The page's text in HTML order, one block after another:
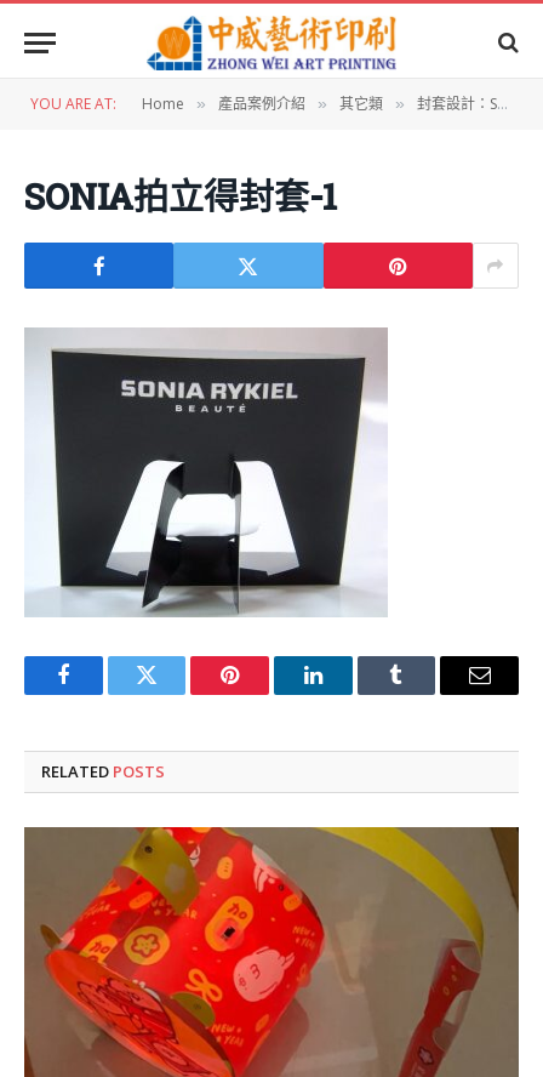
YOU ARE AT: Home » 產品案例介紹 » 其它類 » 封套設計：SONIA拍立得相框架
SONIA拍立得封套-1
FacebookTwitter Pinterest LinkedInTumblr Email
RELATED POSTS